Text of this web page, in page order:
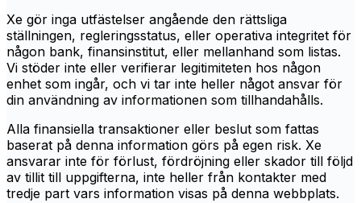
Xe gör inga utfästelser angående den rättsliga
ställningen, regleringsstatus, eller operativa integritet för
någon bank, finansinstitut, eller mellanhand som listas.
Vi stöder inte eller verifierar legitimiteten hos någon
enhet som ingår, och vi tar inte heller något ansvar för
din användning av informationen som tillhandahålls.
Alla finansiella transaktioner eller beslut som fattas
baserat på denna information görs på egen risk. Xe
ansvarar inte för förlust, fördröjning eller skador till följd
av tillit till uppgifterna, inte heller från kontakter med
tredje part vars information visas på denna webbplats.